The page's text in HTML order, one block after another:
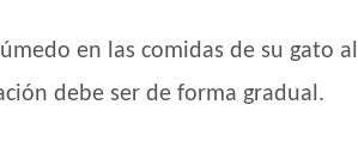
en las comidas de su gato al
debe ser de forma gradual.